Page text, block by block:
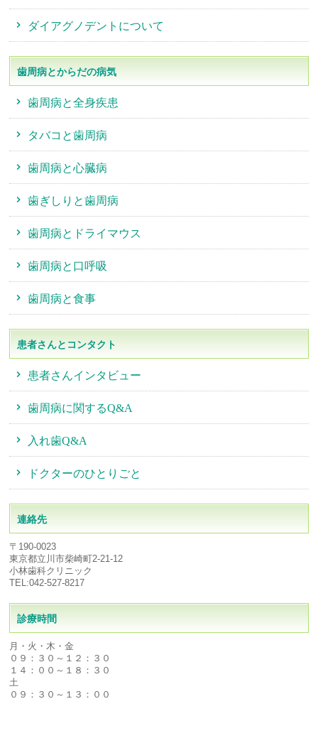
ダイアグノデントについて
歯周病とからだの病気
歯周病と全身疾患
タバコと歯周病
歯周病と心臓病
歯ぎしりと歯周病
歯周病とドライマウス
歯周病と口呼吸
歯周病と食事
患者さんとコンタクト
患者さんインタビュー
歯周病に関するQ&A
入れ歯Q&A
ドクターのひとりごと
連絡先
〒190-0023
東京都立川市柴崎町2-21-12
小林歯科クリニック
TEL:042-527-8217
診療時間
月・火・木・金
０９：３０～１２：３０
１４：００～１８：３０
土
０９：３０～１３：００